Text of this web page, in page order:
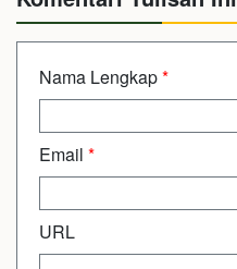
Nama Lengkap*
Email *
URL